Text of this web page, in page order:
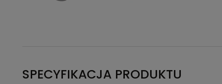
SPECYFIKACJA PRODUKTU